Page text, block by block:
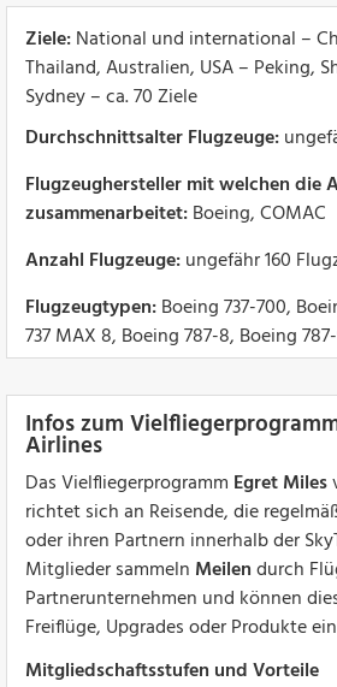
Ziele:National und international –
Thailand, Australien, USA – Peking,
Sydney – ca. 70 Ziele
Durchschnittsalter Flugzeuge:
Flugzeughersteller mit welchen die
zusammenarbeitet:Boeing, COMAC
Anzahl Flugzeuge:ungefähr 160
Flugzeugtypen:Boeing 737-700,
737 MAX 8, Boeing 787-8, Boeing
Infos zum
Airlines
Das Vielfliegerprogramm Egret Miles
richtet sich an Reisende, die
oder ihren Partnern innerhalb der
Mitglieder sammeln Meilendurch
Partnerunternehmen und können
Freiflüge, Upgrades oder Produkte
Mitgliedschaftsstufen und Vorteile